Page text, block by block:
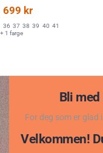
699 kr
36 37 38 39 40 41
+ 1 farge
Bli
For deg som er
Velkommen!